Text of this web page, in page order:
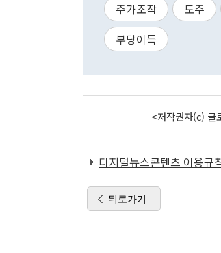
주가조작
도주
부당이득
<저작권자(c) 글
디지털뉴스콘텐츠 이용규
뒤로가기